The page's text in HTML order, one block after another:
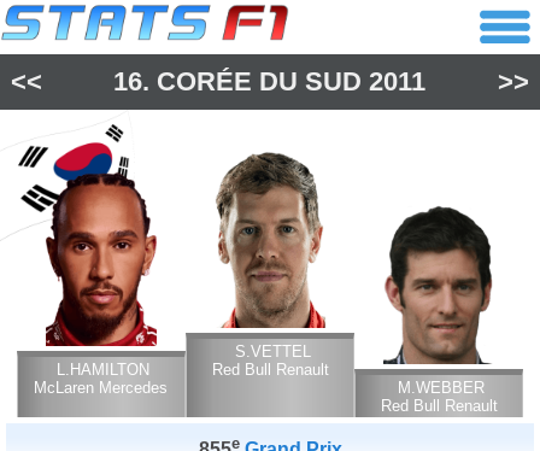
<< 16. CORÉE DU SUD 2011 >>
L.HAMILTON
McLaren Mercedes
S.VETTEL
Red Bull Renault
M.WEBBER
Red Bull Renault
e